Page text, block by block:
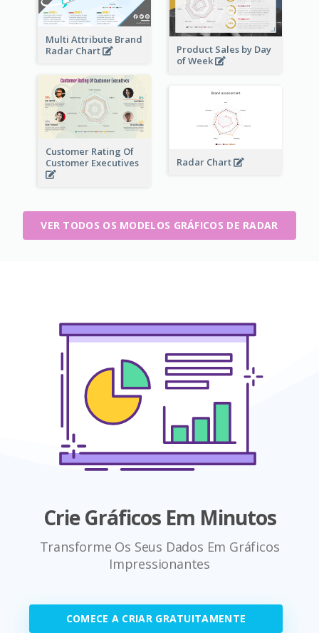
Multi Attribute Brand
Radar Chart
Product Sales by Day
of Week
Customer Rating Of
Customer Executives
Radar Chart
VER TODOS OS MODELOS GRÁFICOS DE RADAR
Crie Gráficos Em Minutos
Transforme Os Seus Dados Em Gráficos
Impressionantes
COMECE A CRIAR GRATUITAMENTE